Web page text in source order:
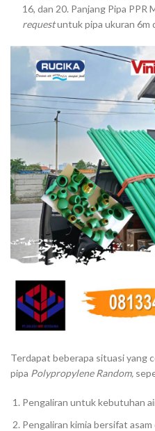
16, dan 20. Panjang Pipa
requestuntuk pipa ukuran 6m
Terdapat beberapa situasi yang
pipa Polypropylene Random,
Pengaliran untuk kebutuhan
Pengaliran kimia bersifat asam